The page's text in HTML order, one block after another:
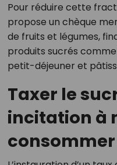
Pour réduire cette
propose un chèque
de fruits et légumes,
produits sucrés
petit-déjeuner et
Taxer le
incitation à
consommer